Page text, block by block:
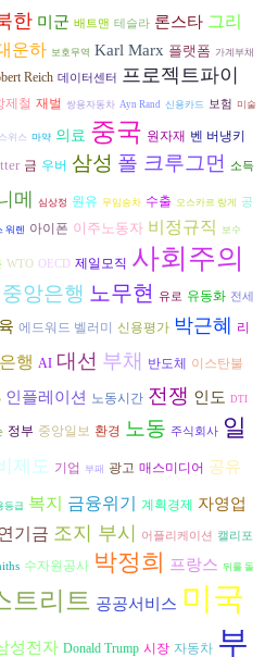
한 미군 배트맨 테슬라 론스타 그리
운하 보호무역 Karl Marx 플랫폼 가계부채
Reich 데이터센터
프로젝트파이
제철 재벌 쌍용자동차 Ayn Rand 신용카드 보험 미술
스위스 마약 의료 중국 원자재 벤 버냉키
금 우버 삼성 폴 크루그먼 소득
메 심상정 원유 무임승차 수출 오스카르 랑게 공
워렌 아이폰 이주노동자 비정규직 보수
WTO OECD 제일모직 사회주의
중앙은행 노무현 유로 유동화 전세
에드워드 벨러미 신용평가 박근혜 리
은행 AI 대선 부채 반도체 이스탄불
인플레이션 노동시간 전쟁 인도 DTI
정부 중앙일보 환경 노동 주식회사 일
제도 기업 부패 광고 매스미디어 공유
등급 복지 금융위기 계획경제 자영업
기금 조지 부시 어플리케이션 캘리포
수자원공사 박정희 프랑스 뒤를 돌
트리트 공공서비스 미국
성전자 Donald Trump 시장 자동차 부